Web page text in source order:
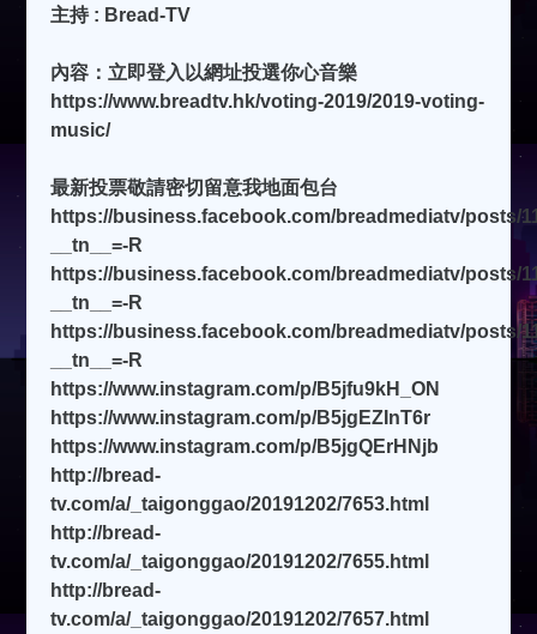
主持 : Bread-TV
內容：立即登入以網址投選你心音樂
https://www.breadtv.hk/voting-2019/2019-voting-
music/
最新投票敬請密切留意我地面包台
https://business.facebook.com/breadmediatv/posts/
__tn__=-R
https://business.facebook.com/breadmediatv/posts/
__tn__=-R
https://business.facebook.com/breadmediatv/posts/
__tn__=-R
https://www.instagram.com/p/B5jfu9kH_ON
https://www.instagram.com/p/B5jgEZInT6r
https://www.instagram.com/p/B5jgQErHNjb
http://bread-
tv.com/a/_taigonggao/20191202/7653.html
http://bread-
tv.com/a/_taigonggao/20191202/7655.html
http://bread-
tv.com/a/_taigonggao/20191202/7657.html